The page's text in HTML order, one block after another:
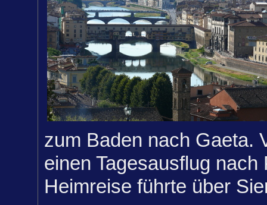
zum Baden nach Gaeta.
einen Tagesausflug nach
Heimreise führte über